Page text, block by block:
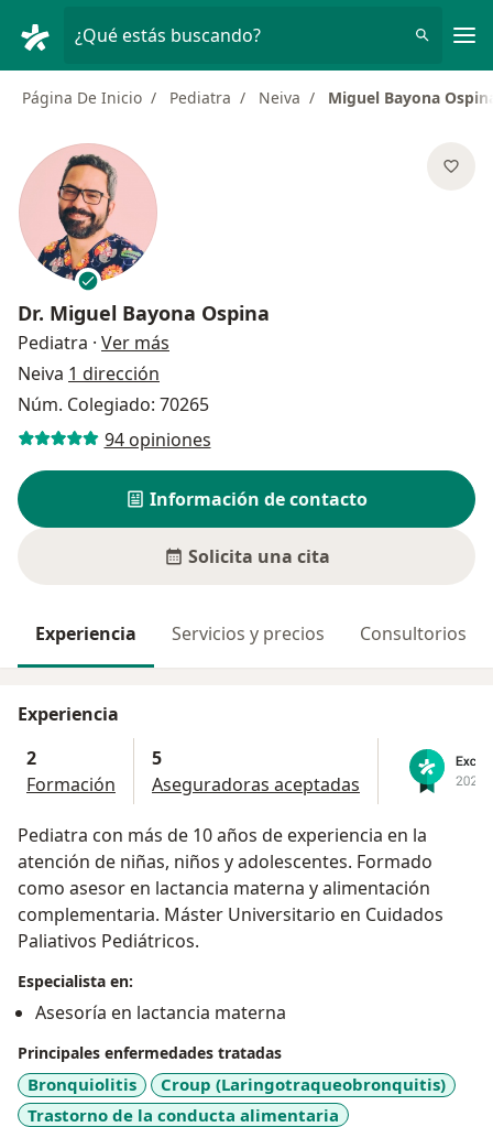
¿Qué estás buscando?
Página De Inicio Pediatra Neiva Miguel Bayona
Dr. Miguel Bayona Ospina
Pediatra · Ver más
Neiva 1 dirección
Núm. Colegiado: 70265
94 opiniones
Información de contacto
Solicita una cita
Experiencia Servicios y precios Consultorios
Experiencia
2
Formación
5
Aseguradoras aceptadas
Pediatra con más de 10 años de experiencia en la
atención de niñas, niños y adolescentes. Formado
como asesor en lactancia materna y alimentación
complementaria. Máster Universitario en Cuidados
Paliativos Pediátricos.
Especialista en:
Asesoría en lactancia materna
Principales enfermedades tratadas
Bronquiolitis
Croup (Laringotraqueobronquitis)
Trastorno de la conducta alimentaria